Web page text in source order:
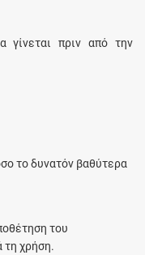
γίνεται πριν από την
το δυνατόν βαθύτερα
του
χρήση.